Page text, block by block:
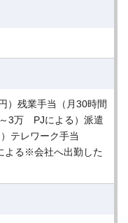
）残業手当（月30時間
3万 PJによる）派遣
テレワーク手当
よる※会社へ出勤した